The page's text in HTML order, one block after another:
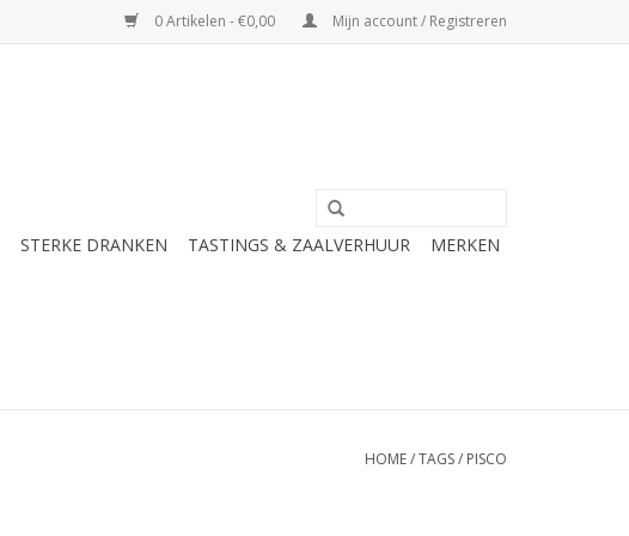
0 Artikelen - €0,00 Mijn account / Registreren
STERKE DRANKEN TASTINGS & ZAALVERHUUR MERKEN
HOME/TAGS/ PISCO